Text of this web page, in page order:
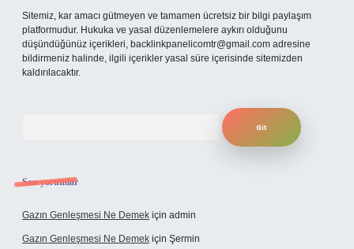
Sitemiz, kar amacı gütmeyen ve tamamen ücretsiz bir bilgi paylaşım
platformudur. Hukuka ve yasal düzenlemelere aykırı olduğunu
düşündüğünüz içerikleri, backlinkpanelicomtr@gmail.com adresine
bildirmeniz halinde, ilgili içerikler yasal süre içerisinde sitemizden
kaldırılacaktır.
Son yorumlar
Gazın Genleşmesi Ne Demek için admin
Gazın Genleşmesi Ne Demek için Şermin